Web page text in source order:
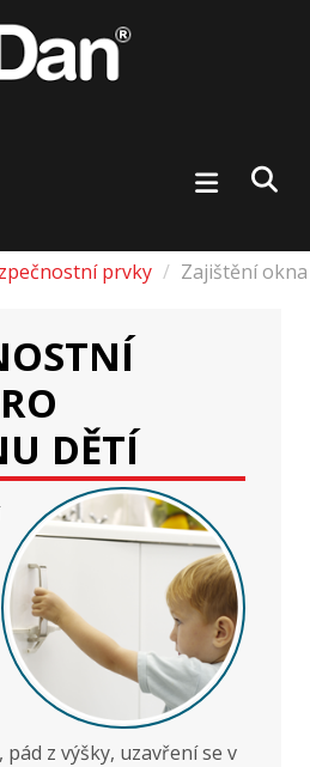
prvky / Zajištění okna
DĚTÍ
z výšky, uzavření se v